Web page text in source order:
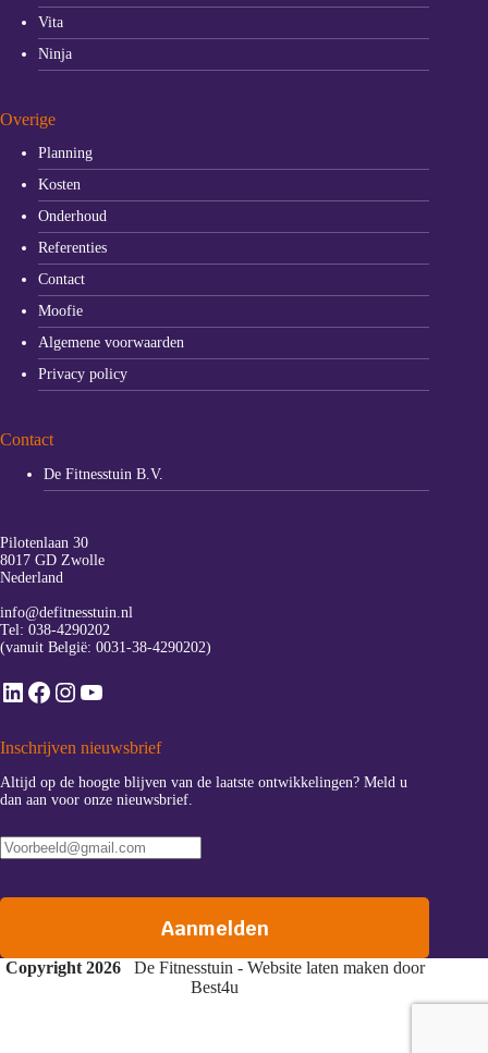
Vita
Ninja
Overige
Planning
Kosten
Onderhoud
Referenties
Contact
Moofie
Algemene voorwaarden
Privacy policy
Contact
De Fitnesstuin B.V.
Pilotenlaan 30
8017 GD Zwolle
Nederland
info@defitnesstuin.nl
Tel: 038-4290202
(vanuit België: 0031-38-4290202)
LinkedIn
Facebook
Instagram
YouTube
Inschrijven nieuwsbrief
Altijd op de hoogte blijven van de laatste ontwikkelingen? Meld u
dan aan voor onze nieuwsbrief.
Copyright 2026De Fitnesstuin - Website laten maken door
Best4u